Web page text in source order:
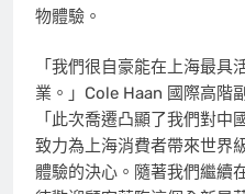
物體驗。
「我們很自豪能在上海最具
業。」Cole Haan 國際高階
「此次喬遷凸顯了我們對中
致力為上海消費者帶來世界
體驗的決心。隨著我們繼續